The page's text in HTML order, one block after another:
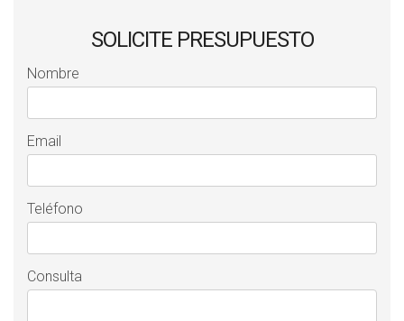
SOLICITE PRESUPUESTO
Nombre
Email
Teléfono
Consulta